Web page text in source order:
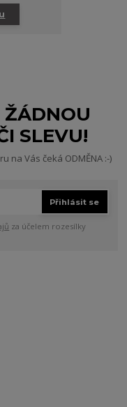
ŽÁDNOU
SLEVU!
na Vás čeká ODMĚNA :-)
Přihlásit se
za účelem rozesílky